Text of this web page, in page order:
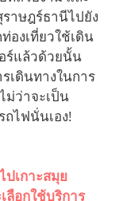
าษฎร์ธานีไปยัง
องเที่ยวใช้เดิน
ร์แล้วด้วยนั้น
เดินทางในการ
ม่ว่าจะเป็น
ถไฟนั่นเอง!
ปเกาะสมุย
ลือกใช้บริการ